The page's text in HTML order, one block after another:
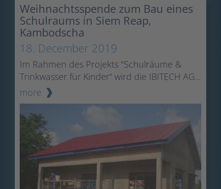
Weihnachtsspende zum Bau eines
Schulraums in Siem Reap,
Kambodscha
18. December 2019
Im Rahmen des Projekts "Schulräume &
Trinkwasser für Kinder“ wird die IBITECH AG...
more